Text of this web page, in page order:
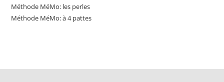
Méthode MéMo: les perles
Méthode MéMo: à 4 pattes